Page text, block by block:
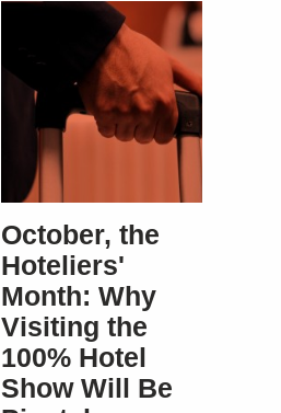
October, the
Hoteliers'
Month: Why
Visiting the
100% Hotel
Show Will Be